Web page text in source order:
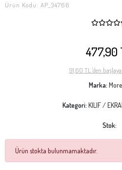
Ürün Kodu: AP_34766
477,90
91,60 TL 'den
Marka:
Kategori: KILIF /
Stok:
Ürün stokta bulunmamaktadır.